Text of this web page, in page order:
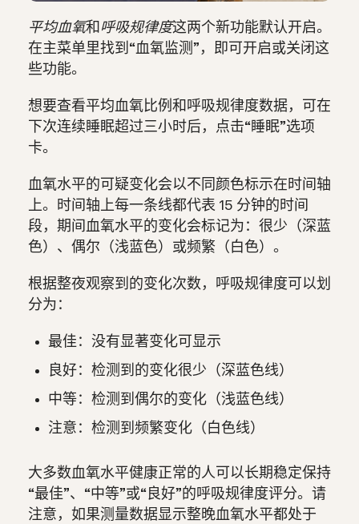
平均血氧和 呼吸规律度这两个新功能默认开启。
在主菜单里找到“血氧监测”，即可开启或关闭这
些功能。
想要查看平均血氧比例和呼吸规律度数据，可在
下次连续睡眠超过三小时后，点击“睡眠”选项
卡。
血氧水平的可疑变化会以不同颜色标示在时间轴
上。时间轴上每一条线都代表 15 分钟的时间
段，期间血氧水平的变化会标记为：很少（深蓝
色）、偶尔（浅蓝色）或频繁（白色）。
根据整夜观察到的变化次数，呼吸规律度可以划
分为：
最佳：没有显著变化可显示
良好：检测到的变化很少（深蓝色线）
中等：检测到偶尔的变化（浅蓝色线）
注意：检测到频繁变化（白色线）
大多数血氧水平健康正常的人可以长期稳定保持
“最佳”、“中等”或“良好”的呼吸规律度评分。请
注意，如果测量数据显示整晚血氧水平都处于